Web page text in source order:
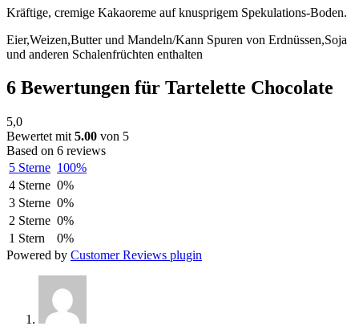
Kräftige, cremige Kakaoreme auf knusprigem Spekulations-Boden.
Eier,Weizen,Butter und Mandeln/Kann Spuren von Erdnüssen,Soja
und anderen Schalenfrüchten enthalten
6 Bewertungen für Tartelette Chocolate
5,0
Bewertet mit 5.00 von 5
Based on 6 reviews
5 Sterne 100%
4 Sterne 0%
3 Sterne 0%
2 Sterne 0%
1 Stern
0%
Powered by Customer Reviews plugin